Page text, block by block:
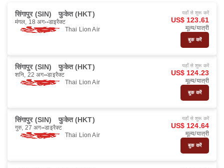
सिंगापुर (SIN) फुकेत (HKT)
मंगल, 18 अग॰ डाइरैक्ट
Thai Lion Air
यहाँ से शुरू करें
US$ 123.61
मूल्य/यात्री
बुक करें
सिंगापुर (SIN) फुकेत (HKT)
शनि, 22 अग॰ डाइरैक्ट
Thai Lion Air
यहाँ से शुरू करें
US$ 124.23
मूल्य/यात्री
बुक करें
सिंगापुर (SIN) फुकेत (HKT)
गुरु, 27 अग॰ डाइरैक्ट
Thai Lion Air
यहाँ से शुरू करें
US$ 124.64
मूल्य/यात्री
बुक करें